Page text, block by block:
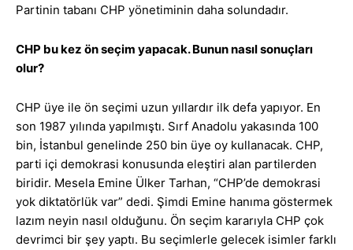
Partinin tabanı CHP yönetiminin daha solundadır.
CHP bu kez ön seçim yapacak. Bunun nasıl sonuçları
olur?
CHP üye ile ön seçimi uzun yıllardır ilk defa yapıyor. En
son 1987 yılında yapılmıştı. Sırf Anadolu yakasında 100
bin, İstanbul genelinde 250 bin üye oy kullanacak. CHP,
parti içi demokrasi konusunda eleştiri alan partilerden
biridir. Mesela Emine Ülker Tarhan, “CHP’de demokrasi
yok diktatörlük var” dedi. Şimdi Emine hanıma göstermek
lazım neyin nasıl olduğunu. Ön seçim kararıyla CHP çok
devrimci bir şey yaptı. Bu seçimlerle gelecek isimler farklı